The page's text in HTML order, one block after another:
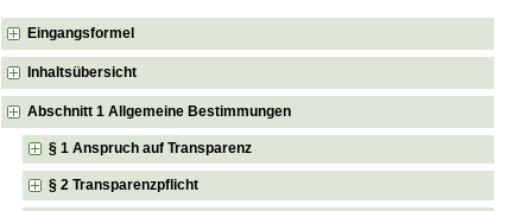
Eingangsformel
Inhaltsübersicht
Abschnitt 1 Allgemeine Bestimmungen
§ 1 Anspruch auf Transparenz
§ 2 Transparenzpflicht